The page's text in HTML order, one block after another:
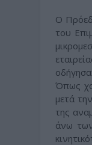
Ο
του
Όπως
μετά
της
άνω των